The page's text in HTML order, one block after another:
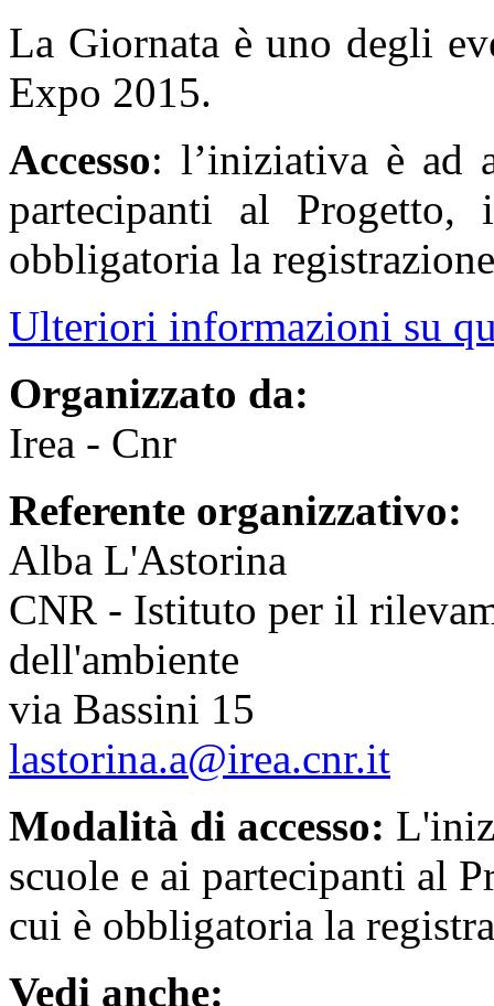
La Giornata è uno degli
Expo 2015.
Accesso: l’iniziativa è ad
partecipanti al
obbligatoria la
Ulteriori informazioni su
Organizzato da:
Irea - Cnr
Referente organizzativo:
Alba L'Astorina
CNR - Istituto per il
dell'ambiente
via Bassini 15
lastorina.a@irea.cnr.it
Modalità di accesso:
scuole e ai partecipanti al
cui è obbligatoria la
Vedi anche: